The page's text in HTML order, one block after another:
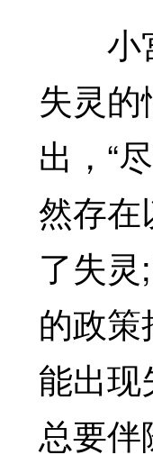
小宫
失灵
出，“
然存在
了失
的政
能出
总要